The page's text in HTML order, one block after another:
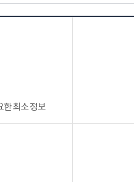
한 최소 정보